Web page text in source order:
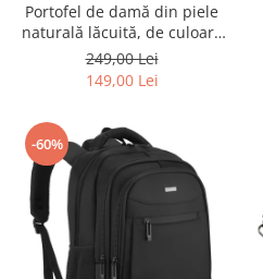
Portofel de damă din piele
naturală lăcuită, de culoare
bej, cu închidere cu capsă -
Peterson
249,00 Lei
149,00 Lei
-60%